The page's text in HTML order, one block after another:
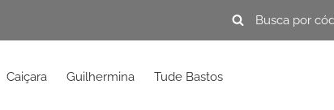
Caiçara Guilhermina Tude Bastos